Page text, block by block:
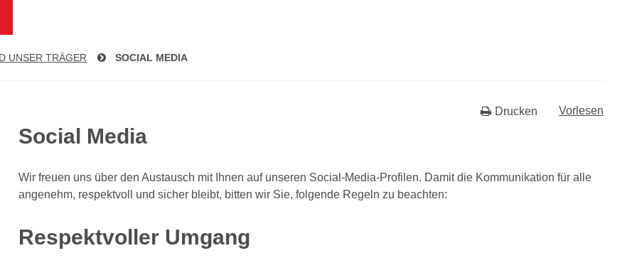
UNSER TRÄGER SOCIAL MEDIA
Vorlesen
Drucken
Social Media
Wir freuen uns über den Austausch mit Ihnen auf unseren Social‑Media‑Profilen. Damit die Kommunikation für alle
angenehm, respektvoll und sicher bleibt, bitten wir Sie, folgende Regeln zu beachten:
Respektvoller Umgang